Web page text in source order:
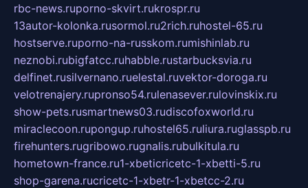
rbc-news.ruporno-skvirt.rukrospr.ru
13autor-kolonka.rusormol.ru2rich.ruhostel-65.ru
hostserve.ruporno-na-russkom.rumishinlab.ru
neznobi.rubigfatcc.ruhabble.rustarbucksvia.ru
delfinet.rusilvernano.ruelestal.ruvektor-doroga.ru
velotrenajery.rupronso54.rulenasever.rulovinskix.ru
show-pets.rusmartnews03.rudiscofoxworld.ru
miraclecoon.rupongup.ruhostel65.ruliura.ruglasspb.ru
firehunters.rugribowo.rugnalis.rubulkitula.ru
hometown-france.ru1-xbeticricetc-1-xbetti-5.ru
shop-garena.rucricetc-1-xbetr-1-xbetcc-2.ru